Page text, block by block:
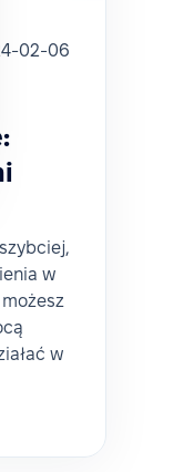
02-06
w
w